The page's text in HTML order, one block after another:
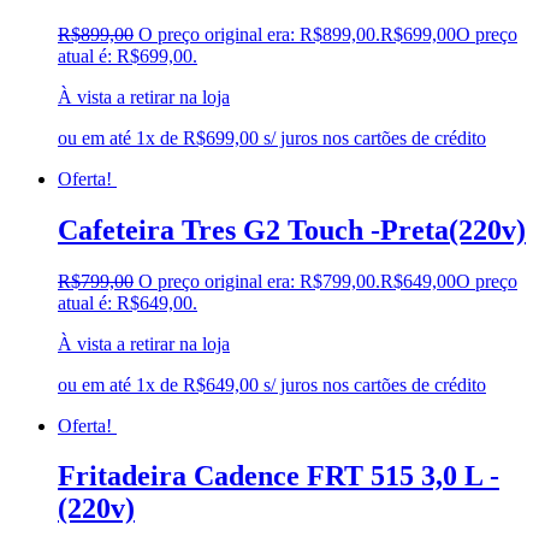
R$899,00 O preço original era: R$899,00.R$699,00O preço
atual é: R$699,00.
À vista a retirar na loja
ou em até 1x de R$699,00 s/ juros nos cartões de crédito
Oferta!
Cafeteira Tres G2 Touch -Preta(220v)
R$799,00 O preço original era: R$799,00.R$649,00O preço
atual é: R$649,00.
À vista a retirar na loja
ou em até 1x de R$649,00 s/ juros nos cartões de crédito
Oferta!
Fritadeira Cadence FRT 515 3,0 L -
(220v)